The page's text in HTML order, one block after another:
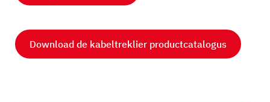
Download de kabeltreklier productcatalogus